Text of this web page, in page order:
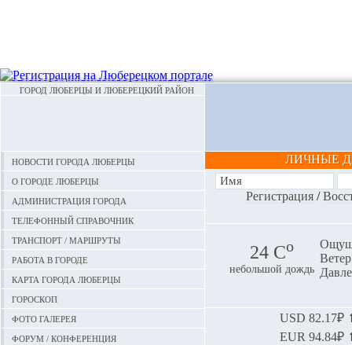
ГОРОД ЛЮБЕРЦЫ И ЛЮБЕРЕЦКИЙ РАЙОН
Новости города Люберцы
О городе Люберцы
Администрация города
Телефонный справочник
Транспорт / маршруты
Работа в городе
Карта города Люберцы
Гороскоп
Фото галерея
Форум / конференция
ЛИЧНЫЕ
Регистрация/
24 Сo
небольшой дождь
USD 82.17₽
EUR 94.84₽